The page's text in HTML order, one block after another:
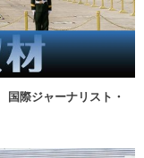
国際ジャーナリスト・